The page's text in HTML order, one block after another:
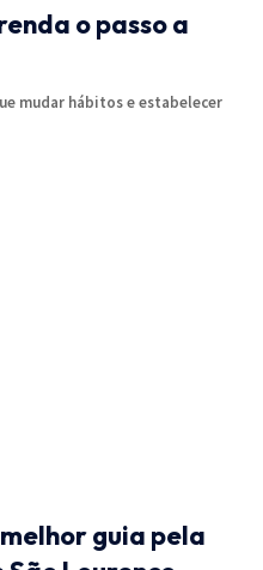
o passo a
mudar hábitos e estabelecer
guia pela